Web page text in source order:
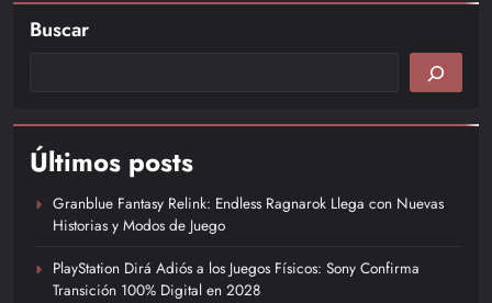
Buscar
Últimos posts
Granblue Fantasy Relink: Endless Ragnarok Llega con Nuevas
Historias y Modos de Juego
PlayStation Dirá Adiós a los Juegos Físicos: Sony Confirma
Transición 100% Digital en 2028